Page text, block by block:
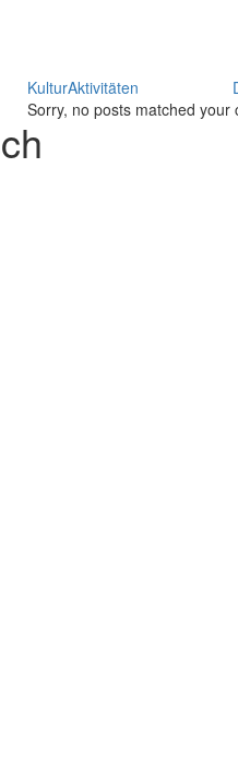
KulturAktivitäten
Sorry, no posts matched your